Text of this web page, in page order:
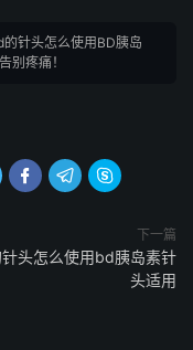
的针头怎么使用BD胰岛
别疼痛！
  
下一篇
头怎么使用bd胰岛素针
头适用